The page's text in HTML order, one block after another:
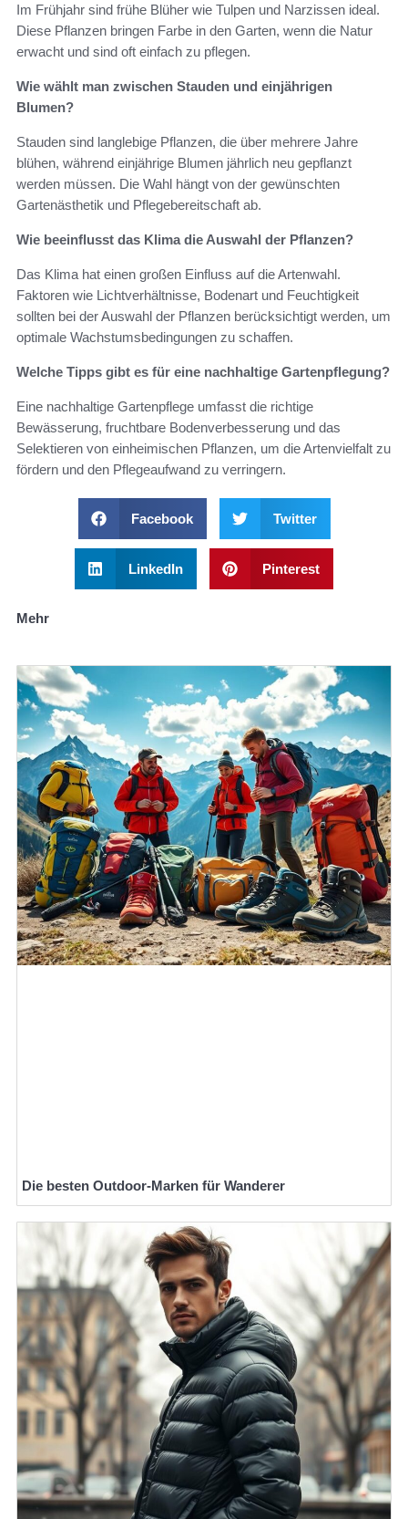
Im Frühjahr sind frühe Blüher wie Tulpen und Narzissen ideal.
Diese Pflanzen bringen Farbe in den Garten, wenn die Natur
erwacht und sind oft einfach zu pflegen.
Wie wählt man zwischen Stauden und einjährigen
Blumen?
Stauden sind langlebige Pflanzen, die über mehrere Jahre
blühen, während einjährige Blumen jährlich neu gepflanzt
werden müssen. Die Wahl hängt von der gewünschten
Gartenästhetik und Pflegebereitschaft ab.
Wie beeinflusst das Klima die Auswahl der Pflanzen?
Das Klima hat einen großen Einfluss auf die Artenwahl.
Faktoren wie Lichtverhältnisse, Bodenart und Feuchtigkeit
sollten bei der Auswahl der Pflanzen berücksichtigt werden, um
optimale Wachstumsbedingungen zu schaffen.
Welche Tipps gibt es für eine nachhaltige Gartenpflegung?
Eine nachhaltige Gartenpflege umfasst die richtige
Bewässerung, fruchtbare Bodenverbesserung und das
Selektieren von einheimischen Pflanzen, um die Artenvielfalt zu
fördern und den Pflegeaufwand zu verringern.
Facebook Twitter
LinkedIn Pinterest
Mehr
Die besten Outdoor-Marken für Wanderer